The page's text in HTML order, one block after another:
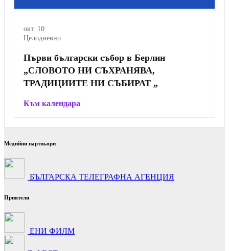
окт. 10
Целодневно
Първи български събор в Берлин
„СЛОВОТО НИ СЪХРАНЯВА,
ТРАДИЦИИТЕ НИ СЪБИРАТ „
Към календара
Медийни партньори
БЪЛГАРСКА ТЕЛЕГРАФНА АГЕНЦИЯ
Приятели
ЕНИ ФИЛМ